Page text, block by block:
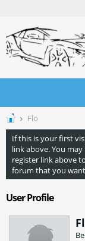
Flo
If this is your first
link above. You
register link above
forum that you
User Profile